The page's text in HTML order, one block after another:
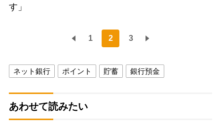
す」
1 2 3
ネット銀行 ポイント 貯蓄 銀行預金
あわせて読みたい